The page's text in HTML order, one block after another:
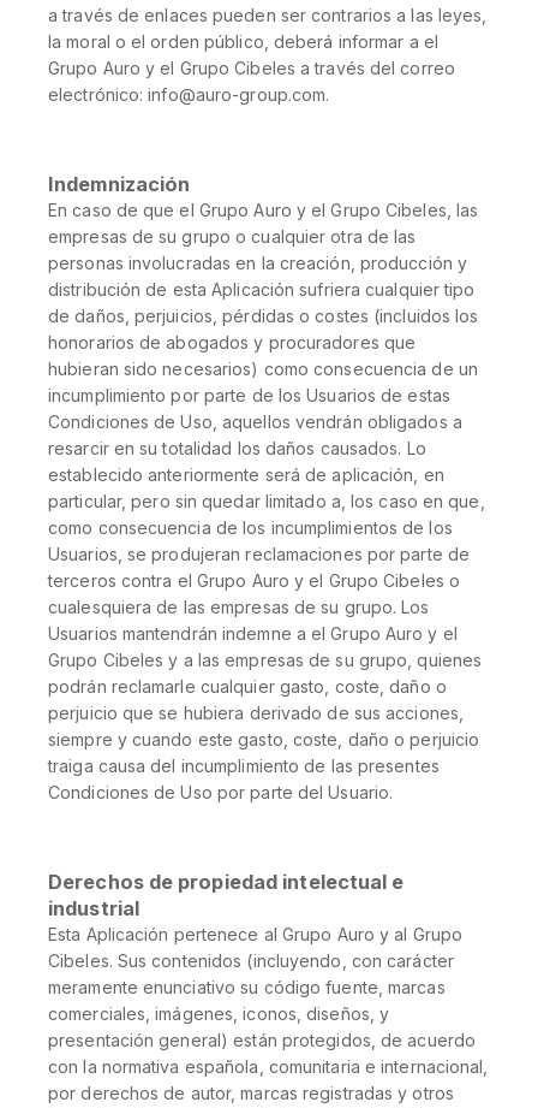
a través de enlaces pueden ser contrarios a las leyes,
la moral o el orden público, deberá informar a el
Grupo Auro y el Grupo Cibeles a través del correo
electrónico: info@auro-group.com.
Indemnización
En caso de que el Grupo Auro y el Grupo Cibeles, las
empresas de su grupo o cualquier otra de las
personas involucradas en la creación, producción y
distribución de esta Aplicación sufriera cualquier tipo
de daños, perjuicios, pérdidas o costes (incluidos los
honorarios de abogados y procuradores que
hubieran sido necesarios) como consecuencia de un
incumplimiento por parte de los Usuarios de estas
Condiciones de Uso, aquellos vendrán obligados a
resarcir en su totalidad los daños causados. Lo
establecido anteriormente será de aplicación, en
particular, pero sin quedar limitado a, los caso en que,
como consecuencia de los incumplimientos de los
Usuarios, se produjeran reclamaciones por parte de
terceros contra el Grupo Auro y el Grupo Cibeles o
cualesquiera de las empresas de su grupo. Los
Usuarios mantendrán indemne a el Grupo Auro y el
Grupo Cibeles y a las empresas de su grupo, quienes
podrán reclamarle cualquier gasto, coste, daño o
perjuicio que se hubiera derivado de sus acciones,
siempre y cuando este gasto, coste, daño o perjuicio
traiga causa del incumplimiento de las presentes
Condiciones de Uso por parte del Usuario.
Derechos de propiedad intelectual e
industrial
Esta Aplicación pertenece al Grupo Auro y al Grupo
Cibeles. Sus contenidos (incluyendo, con carácter
meramente enunciativo su código fuente, marcas
comerciales, imágenes, iconos, diseños, y
presentación general) están protegidos, de acuerdo
con la normativa española, comunitaria e internacional,
por derechos de autor, marcas registradas y otros